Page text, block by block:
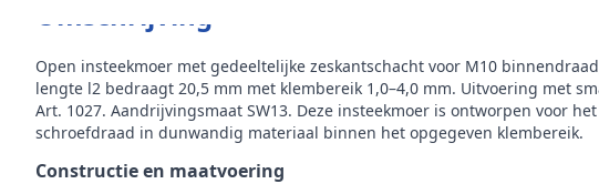
Inhoud
Merk
Omschrijving
Open insteekmoer met gedeeltelijke zeskantschacht voor M10
lengte l2 bedraagt 20,5 mm met klembereik 1,0–4,0 mm. Uitvoering met
Art. 1027. Aandrijvingsmaat SW13. Deze insteekmoer is ontworpen voor
schroefdraad in dunwandig materiaal binnen het opgegeven klembereik.
Constructie en maatvoering